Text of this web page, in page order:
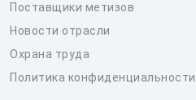
Поставщики метизов
Новости отрасли
Охрана труда
Политика конфиденциальности